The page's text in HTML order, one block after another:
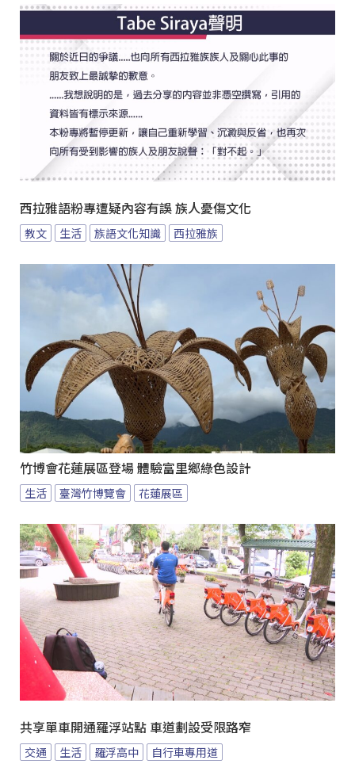
西拉雅語粉專遭疑內容有誤 族人憂傷文化
教文 生活 族語文化知識 西拉雅族
竹博會花蓮展區登場 體驗富里鄉綠色設計
生活 臺灣竹博覽會 花蓮展區
共享單車開通羅浮站點 車道劃設受限路窄
交通 生活 羅浮高中 自行車專用道